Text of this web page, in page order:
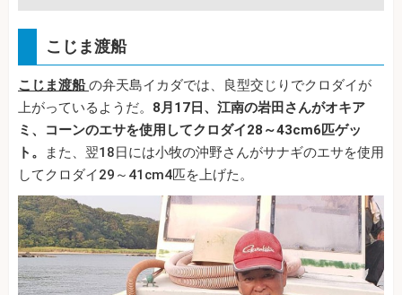
こじま渡船
こじま渡船 の弁天島イカダでは、良型交じりでクロダイが
上がっているようだ。 8月17日、江南の岩田さんがオキア
ミ、コーンのエサを使用してクロダイ28～43cm6匹ゲッ
ト。
また、翌18日には小牧の沖野さんがサナギのエサを使用
してクロダイ29～41cm4匹を上げた。